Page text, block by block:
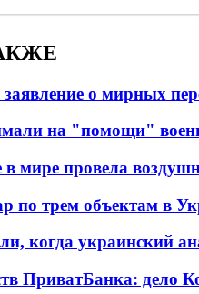
заявление о мирных
на "помощи"
мире провела
по трем объектам в
когда украинский
ПриватБанка: дело